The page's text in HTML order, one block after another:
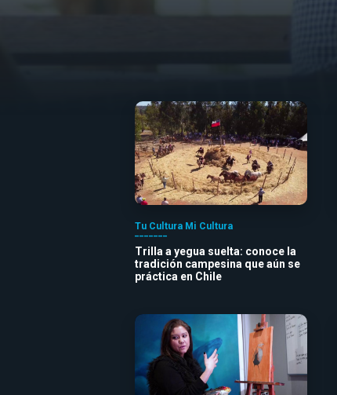
Tu Cultura Mi Cultura
Trilla a yegua suelta: conoce la
tradición campesina que aún se
práctica en Chile